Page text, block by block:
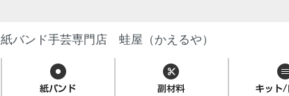
紙バンド手芸専門店 蛙屋（かえるや）